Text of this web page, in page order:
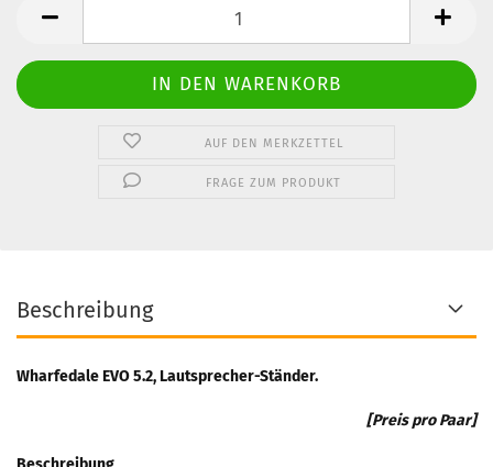
AUF DEN MERKZETTEL
FRAGE ZUM PRODUKT
Beschreibung
Wharfedale EVO 5.2, Lautsprecher-Ständer​.
[Preis pro Paar]